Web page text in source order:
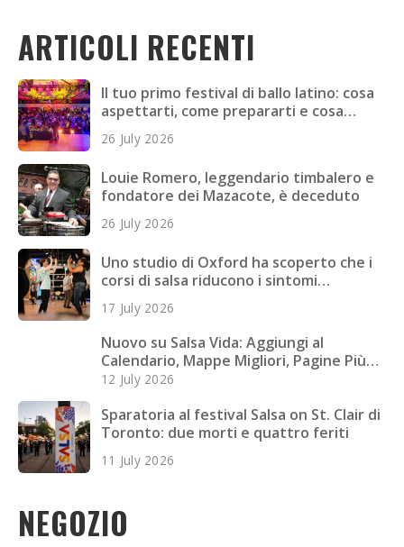
ARTICOLI RECENTI
Il tuo primo festival di ballo latino: cosa
aspettarti, come prepararti e cosa
portare
26 July 2026
Louie Romero, leggendario timbalero e
fondatore dei Mazacote, è deceduto
26 July 2026
Uno studio di Oxford ha scoperto che i
corsi di salsa riducono i sintomi
depressivi nei giovani adulti
17 July 2026
Nuovo su Salsa Vida: Aggiungi al
Calendario, Mappe Migliori, Pagine Più
Veloci e Altro
12 July 2026
Sparatoria al festival Salsa on St. Clair di
Toronto: due morti e quattro feriti
11 July 2026
NEGOZIO